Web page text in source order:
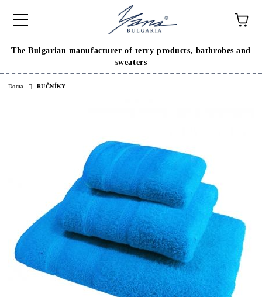
The Bulgarian manufacturer of terry products, bathrobes and
sweaters
Doma RUČNÍKY